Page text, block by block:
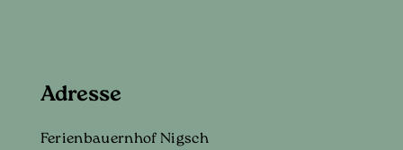
Adresse
Ferienbauernhof Nigsch